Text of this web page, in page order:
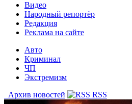
Видео
Народный репортёр
Редакция
Реклама на сайте
Авто
Криминал
ЧП
Экстремизм
Архив новостей
RSS